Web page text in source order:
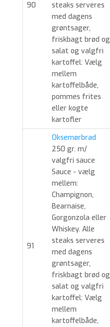
90
steaks serveres
med dagens
grøntsager,
friskbagt brød og
salat og valgfri
kartoffel: Vælg
mellem
kartoffelbåde,
pommes frites
eller kogte
kartofler
91
Oksemørbrad
250 gr. m/
valgfri sauce
Sauce - vælg
mellem:
Champignon,
Bearnaise,
Gorgonzola eller
Whiskey. Alle
steaks serveres
med dagens
grøntsager,
friskbagt brød og
salat og valgfri
kartoffel: Vælg
mellem
kartoffelbåde,